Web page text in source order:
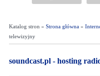
Katalog stron » Strona główna»
telewizyjny
soundcast.pl - hosting